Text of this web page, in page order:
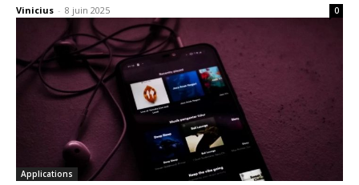
Vinicius - 8 juin 2025 0
Applications